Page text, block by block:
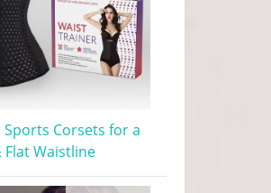
Corsets for a
Waistline